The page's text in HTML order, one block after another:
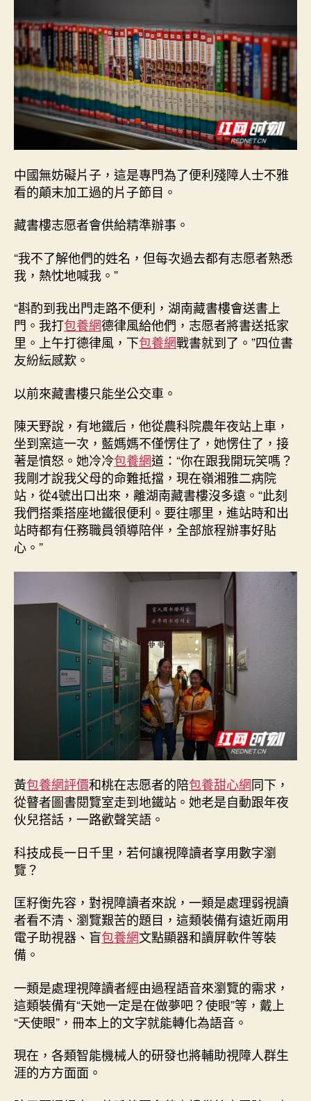
中國無妨礙片子，這是專門為了便利殘障人士不雅
看的顛末加工過的片子節目。
藏書樓志愿者會供給精準辦事。
“我不了解他們的姓名，但每次過去都有志愿者熟悉
我，熱忱地喊我。”
“斟酌到我出門走路不便利，湖南藏書樓會送書上
門。我打包養網德律風給他們，志愿者將書送抵家
里。上午打德律風，下包養網戰書就到了。”四位書
友紛紜感歎。
以前來藏書樓只能坐公交車。
陳天野說，有地鐵后，他從農科院農年夜站上車，
坐到窯這一次，藍媽媽不僅愣住了，她愣住了，接
著是憤怒。她冷冷包養網道：“你在跟我開玩笑嗎？
我剛才說我父母的命難抵擋，現在嶺湘雅二病院
站，從4號出口出來，離湖南藏書樓沒多遠。“此刻
我們搭乘搭座地鐵很便利。要往哪里，進站時和出
站時都有任務職員領導陪伴，全部旅程辦事好貼
心。”
黃包養網評價和桃在志愿者的陪包養甜心網同下，
從瞽者圖書閱覽室走到地鐵站。她老是自動跟年夜
伙兒搭話，一路歡聲笑語。
科技成長一日千里，若何讓視障讀者享用數字瀏
覽？
匡籽衡先容，對視障讀者來說，一類是處理弱視讀
者看不清、瀏覽艱苦的題目，這類裝備有遠近兩用
電子助視器、盲包養網文點顯器和讀屏軟件等裝
備。
一類是處理視障讀者經由過程語音來瀏覽的需求，
這類裝備有“天她一定是在做夢吧？使眼”等，戴上
“天使眼”，冊本上的文字就能轉化為語音。
現在，各類智能機械人的研發也將輔助視障人群生
涯的方方面面。